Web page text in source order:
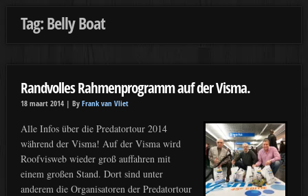
Tag: Belly Boat
Randvolles Rahmenprogramm auf der Visma.
18 maart 2014 | By Frank van Vliet
Alle Infos über die Predatortour 2014
während der Visma! Auf der Visma wird
Roofvisweb wieder groß auffahren mit
einem großen Stand. Dort sind unter
anderem die Organisatoren der Predatortour